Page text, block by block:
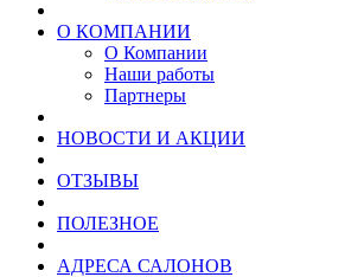
О КОМПАНИИ
О Компании
Наши работы
Партнеры
НОВОСТИ И АКЦИИ
ОТЗЫВЫ
ПОЛЕЗНОЕ
АДРЕСА САЛОНОВ